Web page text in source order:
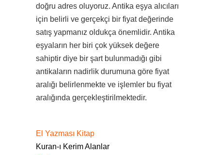
doğru adres oluyoruz. Antika eşya alıcıları
için belirli ve gerçekçi bir fiyat değerinde
satış yapmanız oldukça önemlidir. Antika
eşyaların her biri çok yüksek değere
sahiptir diye bir şart bulunmadığı gibi
antikaların nadirlik durumuna göre fiyat
aralığı belirlenmekte ve işlemler bu fiyat
aralığında gerçekleştirilmektedir.
El Yazması Kitap
Kuran-ı Kerim Alanlar